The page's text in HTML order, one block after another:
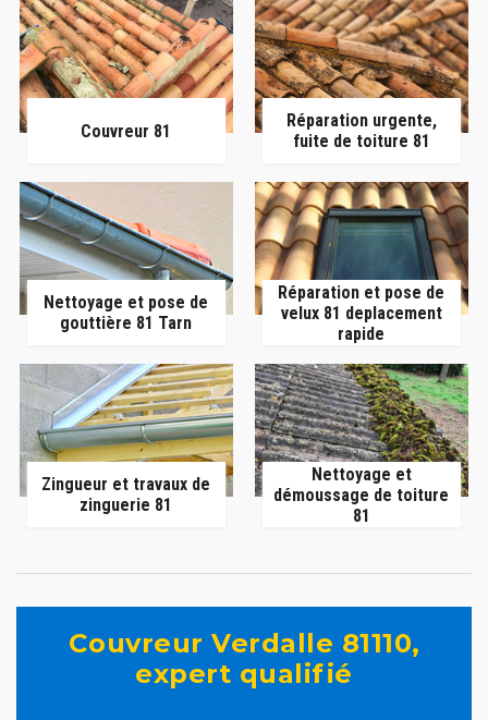
Couvreur 81
Réparation urgente,
fuite de toiture 81
Nettoyage et pose de
gouttière 81 Tarn
Réparation et pose de
velux 81 deplacement
rapide
Zingueur et travaux de
zinguerie 81
Nettoyage et
démoussage de toiture
81
Couvreur Verdalle 81110,
expert qualifié